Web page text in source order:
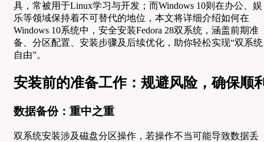
具，常被用于Linux学习与开发；而Windows 10则在办公、娱
乐等领域保持着不可替代的地位，本文将详细介绍如何在
Windows 10系统中，安全安装Fedora 28双系统，涵盖前期准
备、分区配置、安装步骤及后续优化，助你轻松实现“双系统
自由”。
安装前的准备工作：规避风险，确保顺
数据备份：重中之重
双系统安装涉及磁盘分区操作，若操作不当可能导致数据丢